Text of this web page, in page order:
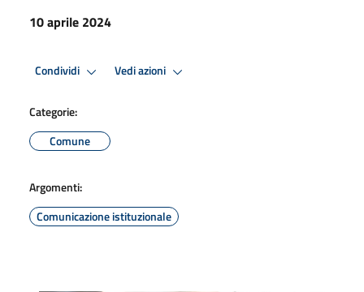
10 aprile 2024
Condividi Vedi azioni
Categorie:
Comune
Argomenti:
Comunicazione istituzionale